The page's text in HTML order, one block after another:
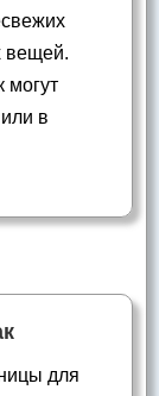
вещей.
могут
в
для